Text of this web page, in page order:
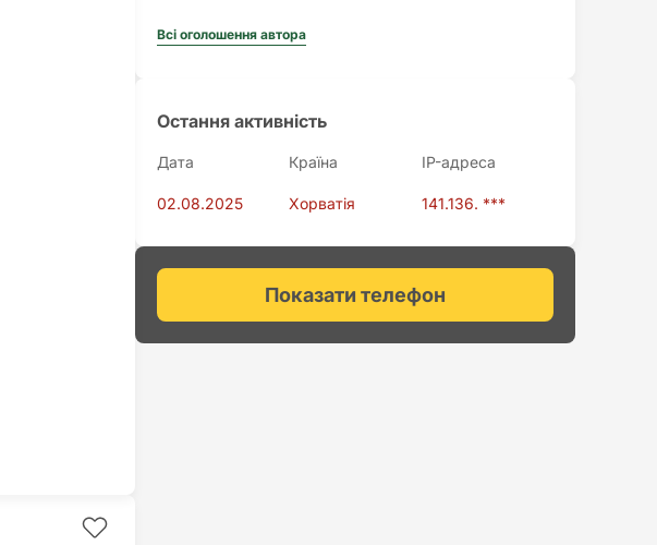
Всі оголошення автора
Остання активність
Дата Країна IP-адреса
02.08.2025 Хорватія 141.136. ***
Показати телефон